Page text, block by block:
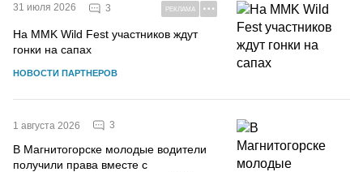
31 июля 2026 3 РЕКЛАМА
На MMK Wild Fest участников ждут
гонки на сапах
НОВОСТИ ПАРТНЕРОВ
1 августа 2026 3
В Магнитогорске молодые водители
получили права вместе с